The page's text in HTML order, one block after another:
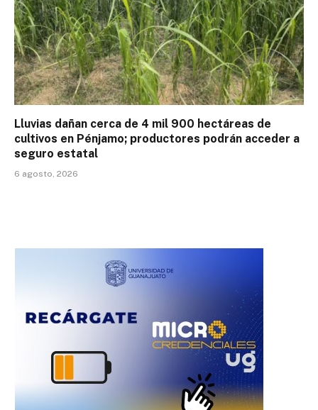
Lluvias dañan cerca de 4 mil 900 hectáreas de
cultivos en Pénjamo; productores podrán acceder a
seguro estatal
6 agosto, 2026